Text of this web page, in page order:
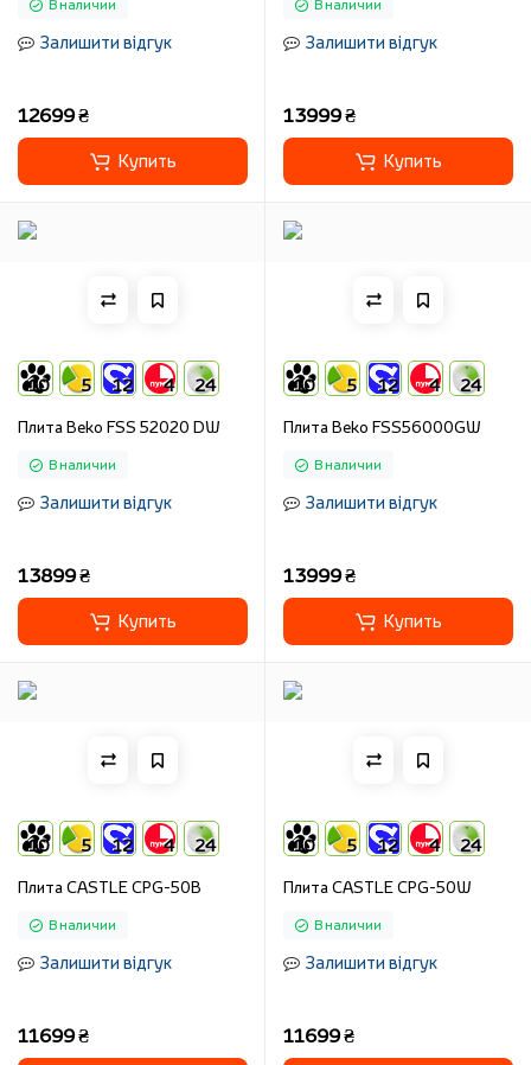
В наличии
Залишити відгук
12699 ₴
Купить
В наличии
Залишити відгук
13999 ₴
Купить
10 5 12 4 24
Плита Beko FSS 52020 DW
В наличии
Залишити відгук
13899 ₴
Купить
10 5 12 4 24
Плита Beko FSS56000GW
В наличии
Залишити відгук
13999 ₴
Купить
10 5 12 4 24
Плита CASTLE CPG-50B
В наличии
Залишити відгук
11699 ₴
10 5 12 4 24
Плита CASTLE CPG-50W
В наличии
Залишити відгук
11699 ₴